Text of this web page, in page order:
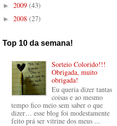
► 2009 (43)
► 2008 (27)
Top 10 da semana!
Sorteio Colorido!!!
Obrigada, muito
obrigada!
Eu queria dizer tantas
coisas e ao mesmo
tempo fico meio sem saber o que
dizer… esse blog foi modestamente
feito prá ser vitrine dos meus ...